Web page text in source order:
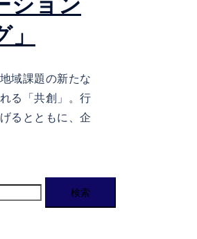
ション
域課題の新たな
る「共創」。行
るとともに、企